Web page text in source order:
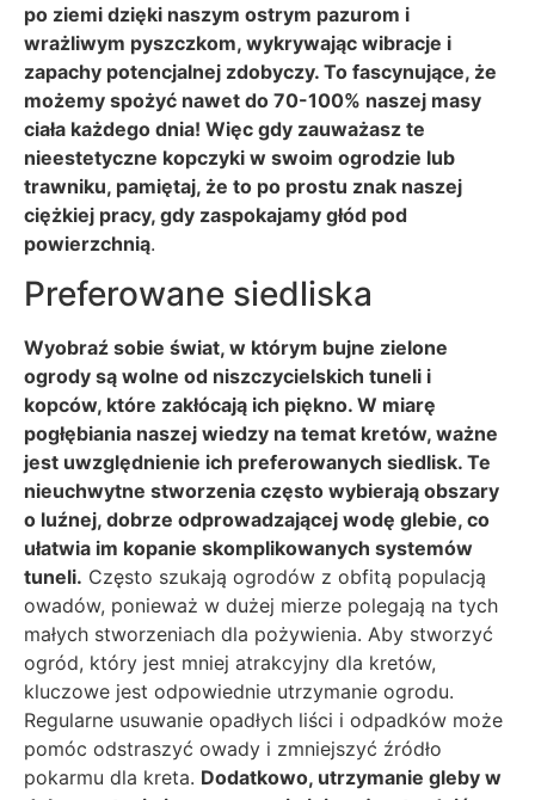
po ziemi dzięki naszym ostrym pazurom i
wrażliwym pyszczkom, wykrywając wibracje i
zapachy potencjalnej zdobyczy. To fascynujące, że
możemy spożyć nawet do 70-100% naszej masy
ciała każdego dnia! Więc gdy zauważasz te
nieestetyczne kopczyki w swoim ogrodzie lub
trawniku, pamiętaj, że to po prostu znak naszej
ciężkiej pracy, gdy zaspokajamy głód pod
powierzchnią.
Preferowane siedliska
Wyobraź sobie świat, w którym bujne zielone
ogrody są wolne od niszczycielskich tuneli i
kopców, które zakłócają ich piękno. W miarę
pogłębiania naszej wiedzy na temat kretów, ważne
jest uwzględnienie ich preferowanych siedlisk. Te
nieuchwytne stworzenia często wybierają obszary
o luźnej, dobrze odprowadzającej wodę glebie, co
ułatwia im kopanie skomplikowanych systemów
tuneli. Często szukają ogrodów z obfitą populacją
owadów, ponieważ w dużej mierze polegają na tych
małych stworzeniach dla pożywienia. Aby stworzyć
ogród, który jest mniej atrakcyjny dla kretów,
kluczowe jest odpowiednie utrzymanie ogrodu.
Regularne usuwanie opadłych liści i odpadków może
pomóc odstraszyć owady i zmniejszyć źródło
pokarmu dla kreta. Dodatkowo, utrzymanie gleby w